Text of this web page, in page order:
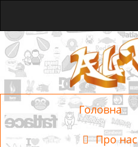
Головна
Про нас